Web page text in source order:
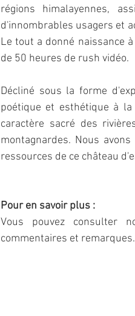
régions himalayennes,
d'innombrables usagers et
Le tout a donné naissance
de 50 heures de rush vidéo.
Décliné sous la forme
poétique et esthétique à
caractère sacré des
montagnardes. Nous
ressources de ce château
Pour en savoir plus :
Vous pouvez consulter
commentaires et remarques.